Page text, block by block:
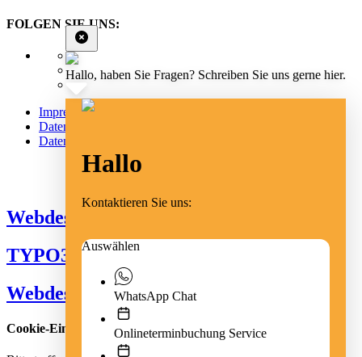
FOLGEN SIE UNS:
Impressum
Datenschutz
Datenschutz Social Media
Webdesign Emmendingen
TYPO3 Freiburg
Webdesign Freiburg
Hallo, haben Sie Fragen? Schreiben Sie uns gerne hier.
Hallo
Kontaktieren Sie uns:
Auswählen
WhatsApp Chat
Onlineterminbuchung Service
Cookie-Einstellungen